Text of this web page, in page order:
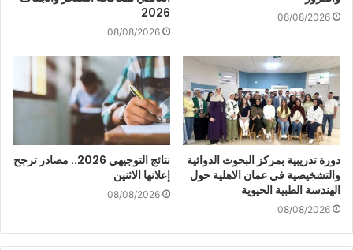
08/08/2026
2026
08/08/2026
دورة تدريبية بمركز البحوث الدوائية
والتشخيصية في عمان الاهلية حول
الهندسة الطبية الحيوية
08/08/2026
نتائج التوجيهي 2026.. مصادر ترجح
إعلانها الاثنين
08/08/2026